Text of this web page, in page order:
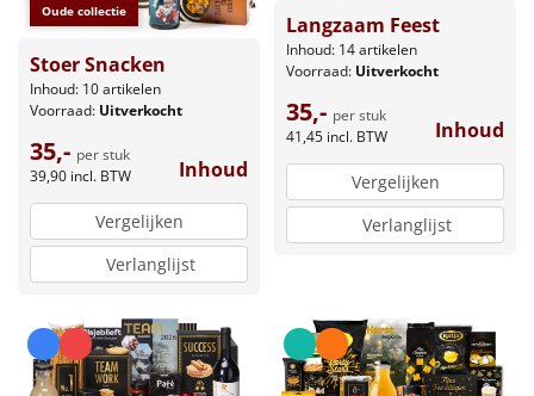
Oude collectie
Stoer Snacken
Inhoud: 10 artikelen
Voorraad: Uitverkocht
35,- per stuk
39,90 incl. BTW Inhoud
Vergelijken
Verlanglijst
Langzaam Feest
Inhoud: 14 artikelen
Voorraad: Uitverkocht
35,- per stuk
41,45 incl. BTW Inhoud
Vergelijken
Verlanglijst